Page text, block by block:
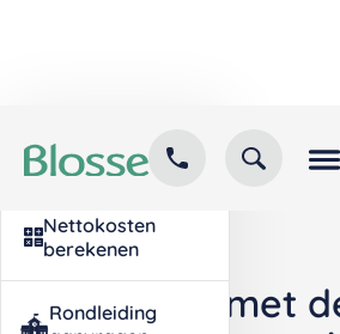
Kind inschrijven
opvang
Nettokosten
berekenen
Rondleiding
Wij komen met de kinderen terug uit
oranje of rood reisadvies. Mag mijn
Wij komen met